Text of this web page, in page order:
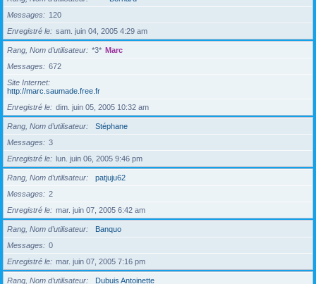
Messages
120
Enregistré le
sam. juin 04, 2005 4:29 am
Rang, Nom d’utilisateur *3* Marc
Messages
672
Site Internet
http://marc.saumade.free.fr
Enregistré le
dim. juin 05, 2005 10:32 am
Rang, Nom d’utilisateur
Stéphane
Messages
3
Enregistré le
lun. juin 06, 2005 9:46 pm
Rang, Nom d’utilisateur
patjuju62
Messages
2
Enregistré le
mar. juin 07, 2005 6:42 am
Rang, Nom d’utilisateur
Banquo
Messages
0
Enregistré le
mar. juin 07, 2005 7:16 pm
Rang, Nom d’utilisateur
Dubuis Antoinette